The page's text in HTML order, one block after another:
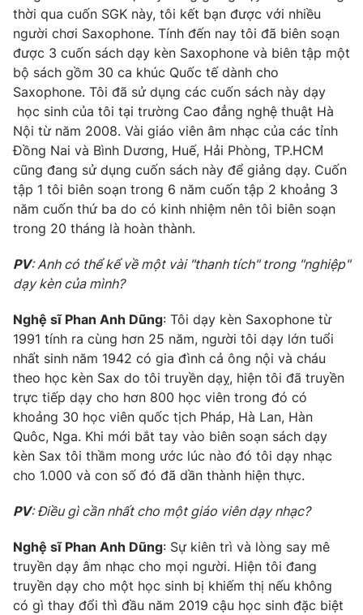
thời qua cuốn SGK này, tôi kết bạn được với nhiều
người chơi Saxophone. Tính đến nay tôi đã biên soạn
được 3 cuốn sách dạy kèn Saxophone và biên tập một
bộ sách gồm 30 ca khúc Quốc tế dành cho
Saxophone. Tôi đã sử dụng các cuốn sách này dạy
học sinh của tôi tại trường Cao đẳng nghệ thuật Hà
Nội từ năm 2008. Vài giáo viên âm nhạc của các tỉnh
Đồng Nai và Bình Dương, Huế, Hải Phòng, TP.HCM
cũng đang sử dụng cuốn sách này để giảng dạy. Cuốn
tập 1 tôi biên soạn trong 6 năm cuốn tập 2 khoảng 3
năm cuốn thứ ba do có kinh nhiệm nên tôi biên soạn
trong 20 tháng là hoàn thành.
PV: Anh có thể kể về một vài "thanh tích" trong "nghiệp"
dạy kèn của mình?
Nghệ sĩ Phan Anh Dũng: Tôi dạy kèn Saxophone từ
1991 tính ra cùng hơn 25 năm, người tôi dạy lớn tuổi
nhất sinh năm 1942 có gia đình cả ông nội và cháu
theo học kèn Sax do tôi truyền dạỵ, hiện tôi đã truyền
trực tiếp dạy cho hơn 800 học viên trong đó có
khoảng 30 học viên quốc tịch Pháp, Hà Lan, Hàn
Quôc, Nga. Khi mới bắt tay vào biên soạn sách dạy
kèn Sax tôi thầm mong ước lúc nào đó tôi dạy nhạc
cho 1.000 và con số đó đã dần thành hiện thực.
PV: Điều gì cần nhất cho một giáo viên dạy nhạc?
Nghệ sĩ Phan Anh Dũng: Sự kiên trì và lòng say mê
truyền dạy âm nhạc cho mọi người. Hiện tôi đang
truyền dạy cho một học sinh bị khiếm thị nếu không
có gì thay đổi thì đầu năm 2019 cậu học sinh đặc biệt